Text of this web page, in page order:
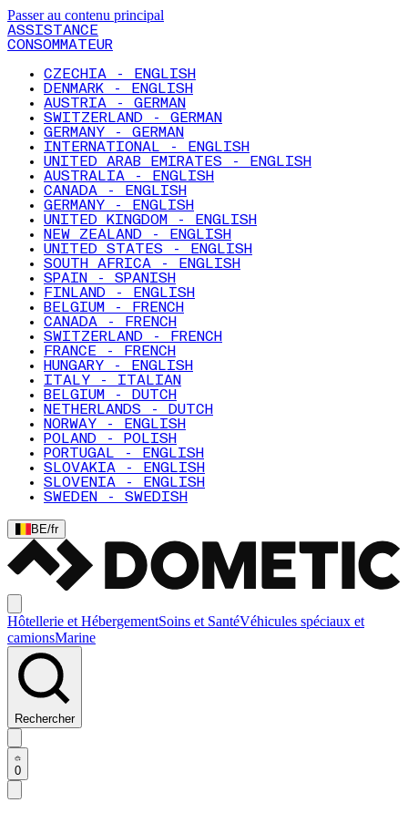
Passer au contenu principal
ASSISTANCE
CONSOMMATEUR
CZECHIA - ENGLISH
DENMARK - ENGLISH
AUSTRIA - GERMAN
SWITZERLAND - GERMAN
GERMANY - GERMAN
INTERNATIONAL - ENGLISH
UNITED ARAB EMIRATES - ENGLISH
AUSTRALIA - ENGLISH
CANADA - ENGLISH
GERMANY - ENGLISH
UNITED KINGDOM - ENGLISH
NEW ZEALAND - ENGLISH
UNITED STATES - ENGLISH
SOUTH AFRICA - ENGLISH
SPAIN - SPANISH
FINLAND - ENGLISH
BELGIUM - FRENCH
CANADA - FRENCH
SWITZERLAND - FRENCH
FRANCE - FRENCH
HUNGARY - ENGLISH
ITALY - ITALIAN
BELGIUM - DUTCH
NETHERLANDS - DUTCH
NORWAY - ENGLISH
POLAND - POLISH
PORTUGAL - ENGLISH
SLOVAKIA - ENGLISH
SLOVENIA - ENGLISH
SWEDEN - SWEDISH
BE/fr
Hôtellerie et HébergementSoins et SantéVéhicules spéciaux et
camionsMarine
Rechercher
0